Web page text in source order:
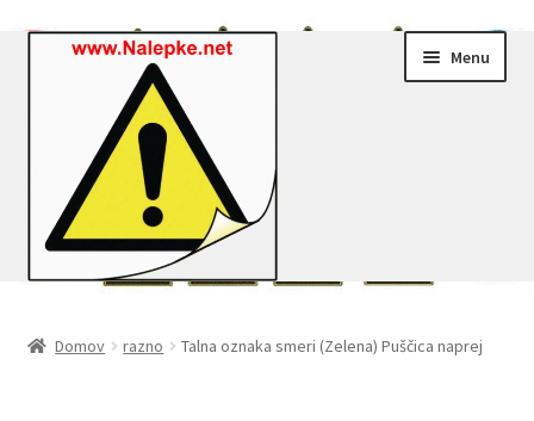
Menu
Domov razno Talna oznaka smeri (Zelena) Puščica naprej